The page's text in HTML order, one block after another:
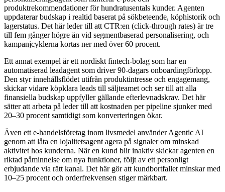
produktrekommendationer för hundratusentals kunder. Agenten
uppdaterar budskap i realtid baserat på sökbeteende, köphistorik och
lagerstatus. Det här leder till att CTR:en (click-through rates) är tre
till fem gånger högre än vid segmentbaserad personalisering, och
kampanjcyklerna kortas ner med över 60 procent.
Ett annat exempel är ett nordiskt fintech-bolag som har en
automatiserad leadagent som driver 90-dagars onboardingförlopp.
Den styr innehållsflödet utifrån produktintresse och engagemang,
skickar vidare köpklara leads till säljteamet och ser till att alla
finansiella budskap uppfyller gällande efterlevnadskrav. Det här
sätter att arbeta på leder till att kostnaden per pipeline sjunker med
20–30 procent samtidigt som konverteringen ökar.
Även ett e-handelsföretag inom livsmedel använder Agentic AI
genom att låta en lojalitetsagent agera på signaler om minskad
aktivitet hos kunderna. När en kund blir inaktiv skickar agenten en
riktad påminnelse om nya funktioner, följt av ett personligt
erbjudande via rätt kanal. Det här gör att kundbortfallet minskar med
10–25 procent och orderfrekvensen stiger märkbart.